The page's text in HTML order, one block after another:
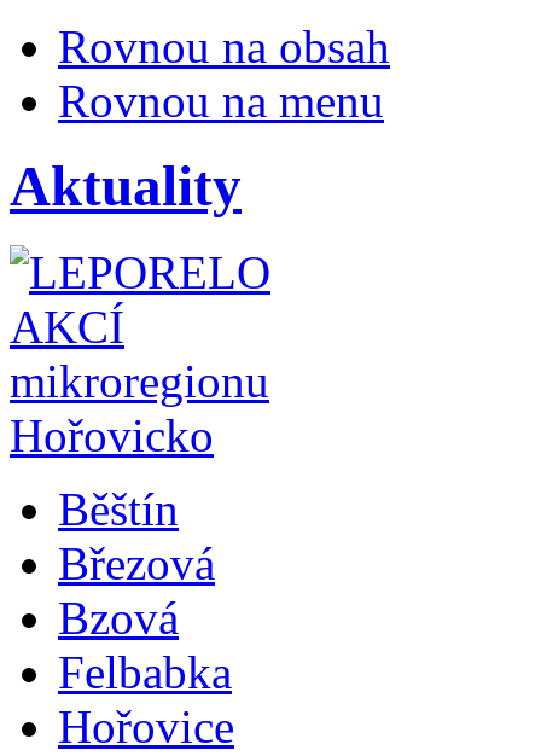
Rovnou na obsah
Rovnou na menu
Aktuality
Běštín
Březová
Bzová
Felbabka
Hořovice